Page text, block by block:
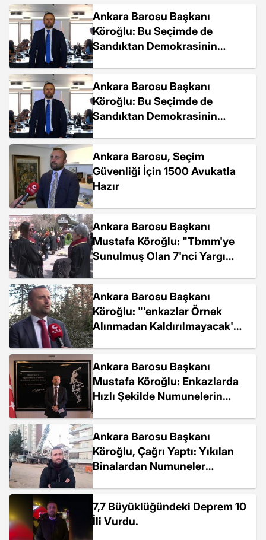
Ankara Barosu Başkanı
Köroğlu: Bu Seçimde de
Sandıktan Demokrasinin
Ankara Barosu Başkanı
Köroğlu: Bu Seçimde de
Sandıktan Demokrasinin
Ankara Barosu, Seçim
Güvenliği İçin 1500 Avukatla
Hazır
Ankara Barosu Başkanı
Mustafa Köroğlu: "Tbmm'ye
Sunulmuş Olan 7'nci Yargı
Ankara Barosu Başkanı
Köroğlu: "'enkazlar Örnek
Alınmadan Kaldırılmayacak'
Yetmiyor.
Ankara Barosu Başkanı
Mustafa Köroğlu: Enkazlarda
Hızlı Şekilde Numunelerin
Ankara Barosu Başkanı
Köroğlu, Çağrı Yaptı: Yıkılan
Binalardan Numuneler
Süreçler İşletilsin
7,7 Büyüklüğündeki Deprem 10
İli Vurdu.